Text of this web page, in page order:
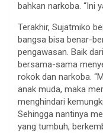
bahkan narkoba. “Ini
Terakhir, Sujatmiko
bangsa bisa benar-
pengawasan. Baik
bersama-sama
rokok dan narkoba.
anak muda, maka
menghindari
Sehingga nantinya
yang tumbuh,